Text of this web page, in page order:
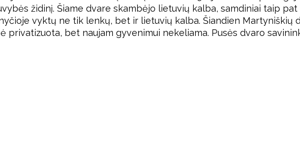
židinį. Šiame dvare skambėjo lietuvių kalba, samdiniai taip
vyktų ne tik lenkų, bet ir lietuvių kalba. Šiandien Martyniškių
bet naujam gyvenimui nekeliama. Pusės dvaro